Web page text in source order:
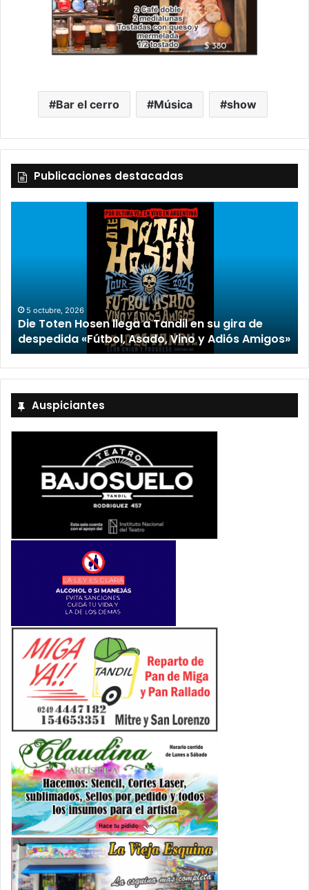
Bar el cerro Música show
Publicaciones destacadas
“TIRRIA” llega a Tandil con un elenco de lujo
encabezado por Capusotto, Spregelburd y
Stefani
Auspiciantes